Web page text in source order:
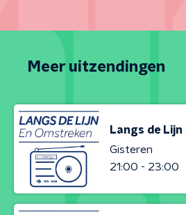
Meer uitzendingen
Langs de
Gisteren
21:00 - 23:00